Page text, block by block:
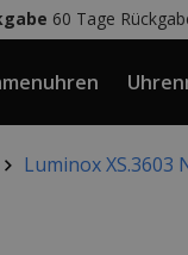
60 Tage
Luminox XS.3603